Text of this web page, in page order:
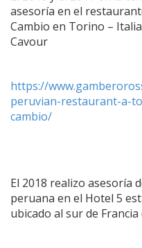
asesoría en el
Cambio en Torino –
Cavour
https://
peruvian-restaurant-a-
cambio/
El 2018 realizo asesoría
peruana en el Hotel 5
ubicado al sur de